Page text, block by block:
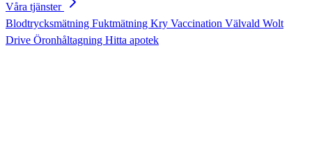
Våra tjänster
Blodtrycksmätning Fuktmätning Kry Vaccination Välvald Wolt
Drive Öronhåltagning Hitta apotek